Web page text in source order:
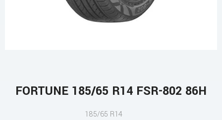
FORTUNE 185/65 R14 FSR-802 86H
185/65 R14